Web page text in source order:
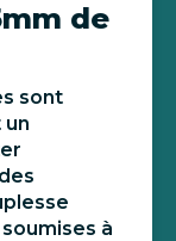
de
sont
un
à